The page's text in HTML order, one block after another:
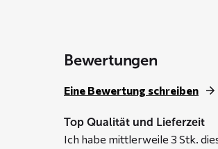
Bewertungen
Eine Bewertung schreiben
Top Qualität und Lieferzeit
Ich habe mittlerweile 3 Stk.